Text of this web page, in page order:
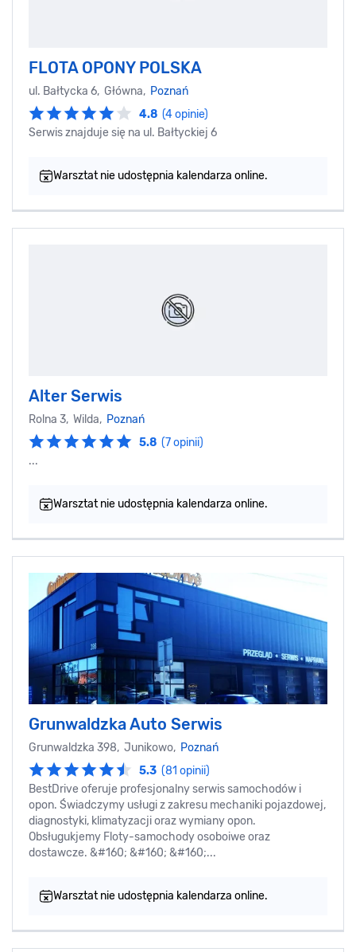
FLOTA OPONY POLSKA
ul. Bałtycka 6, Główna, Poznań
4.8 (4 opinie)
Serwis znajduje się na ul. Bałtyckiej 6
Warsztat nie udostępnia kalendarza online.
Alter Serwis
Rolna 3, Wilda, Poznań
5.8 (7 opinii)
...
Warsztat nie udostępnia kalendarza online.
Grunwaldzka Auto Serwis
Grunwaldzka 398, Junikowo, Poznań
5.3 (81 opinii)
BestDrive oferuje profesjonalny serwis samochodów i
opon. Świadczymy usługi z zakresu mechaniki pojazdowej,
diagnostyki, klimatyzacji oraz wymiany opon.
Obsługukjemy Floty-samochody osoboiwe oraz
dostawcze. &#160; &#160; &#160;...
Warsztat nie udostępnia kalendarza online.